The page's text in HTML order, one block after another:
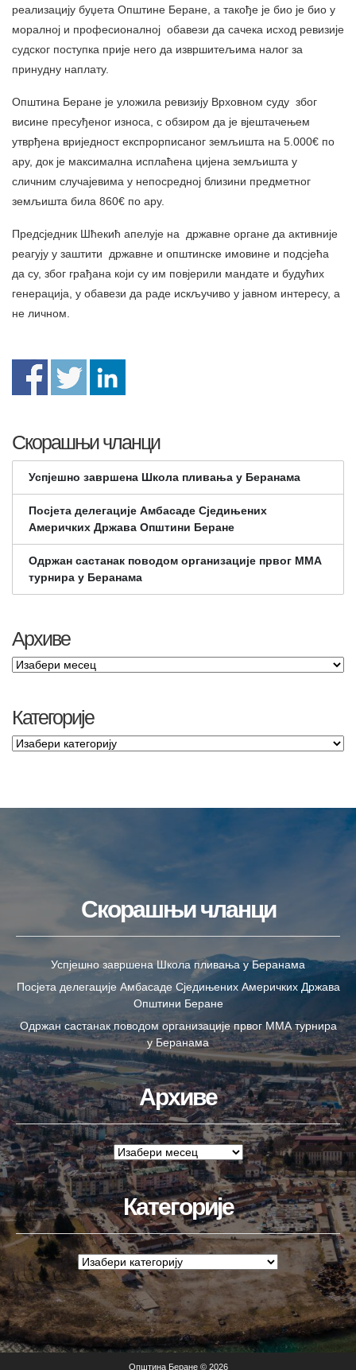
реализацију буџета Општине Беране, а такође је био је био у
моралној и професионалној обавези да сачека исход ревизије
судског поступка прије него да извршитељима налог за
принудну наплату.
Општина Беране је уложила ревизију Врховном суду због
висине пресуђеног износа, с обзиром да је вјештачењем
утврђена вриједност експрорписаног земљишта на 5.000€ по
ару, док је максимална исплаћена цијена земљишта у
сличним случајевима у непосредној близини предметног
земљишта била 860€ по ару.
Предсједник Шћекић апелује на државне органе да активније
реагују у заштити државне и општинске имовине и подсјећа
да су, због грађана који су им повјерили мандате и будућих
генерација, у обавези да раде искључиво у јавном интересу, а
не личном.
Скорашњи чланци
Успјешно завршена Школа пливања у Беранама
Посјета делегације Амбасаде Сједињених
Америчких Држава Општини Беране
Одржан састанак поводом организације првог ММА
турнира у Беранама
Архиве
Категорије
Скорашњи чланци
Успјешно завршена Школа пливања у Беранама
Посјета делегације Амбасаде Сједињених Америчких Држава
Општини Беране
Одржан састанак поводом организације првог ММА турнира
у Беранама
Архиве
Категорије
Општина Беране © 2026